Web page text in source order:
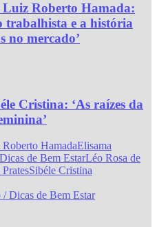
Roberto Hamada:
trabalhista e a história
no mercado’
Cristina: ‘As raízes da
HamadaElisama
de Bem EstarLéo Rosa de
Sibéle Cristina
Dicas de Bem Estar